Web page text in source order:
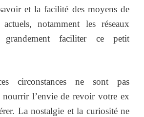
et la facilité des moyens de
notamment les réseaux
grandement faciliter ce petit
circonstances ne sont pas
nourrir l’envie de revoir votre ex
La nostalgie et la curiosité ne